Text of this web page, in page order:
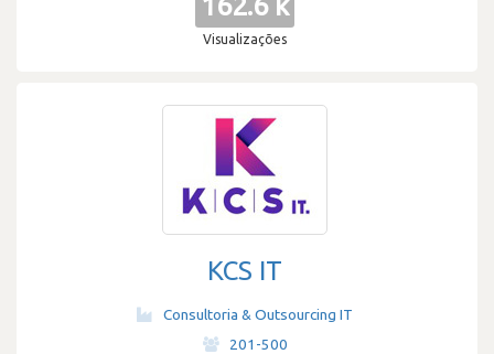
Visualizações
KCS IT
Consultoria & Outsourcing IT
201-500